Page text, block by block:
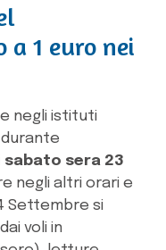
a 1 euro nei
e negli istituti
sera 23
negli altri orari e
Settembre si
voli in